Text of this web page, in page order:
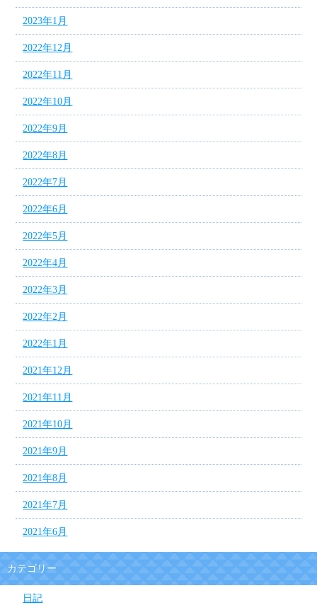
2023年1月
2022年12月
2022年11月
2022年10月
2022年9月
2022年8月
2022年7月
2022年6月
2022年5月
2022年4月
2022年3月
2022年2月
2022年1月
2021年12月
2021年11月
2021年10月
2021年9月
2021年8月
2021年7月
2021年6月
カテゴリー
日記